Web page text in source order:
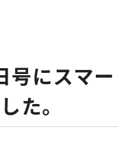
号にスマ
た。